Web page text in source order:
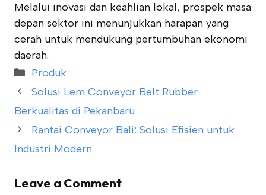
Melalui inovasi dan keahlian lokal, prospek masa
depan sektor ini menunjukkan harapan yang
cerah untuk mendukung pertumbuhan ekonomi
daerah.
Categories
Produk
Solusi Lem Conveyor Belt Rubber
Berkualitas di Pekanbaru
Rantai Conveyor Bali: Solusi Efisien untuk
Industri Modern
Leave a Comment